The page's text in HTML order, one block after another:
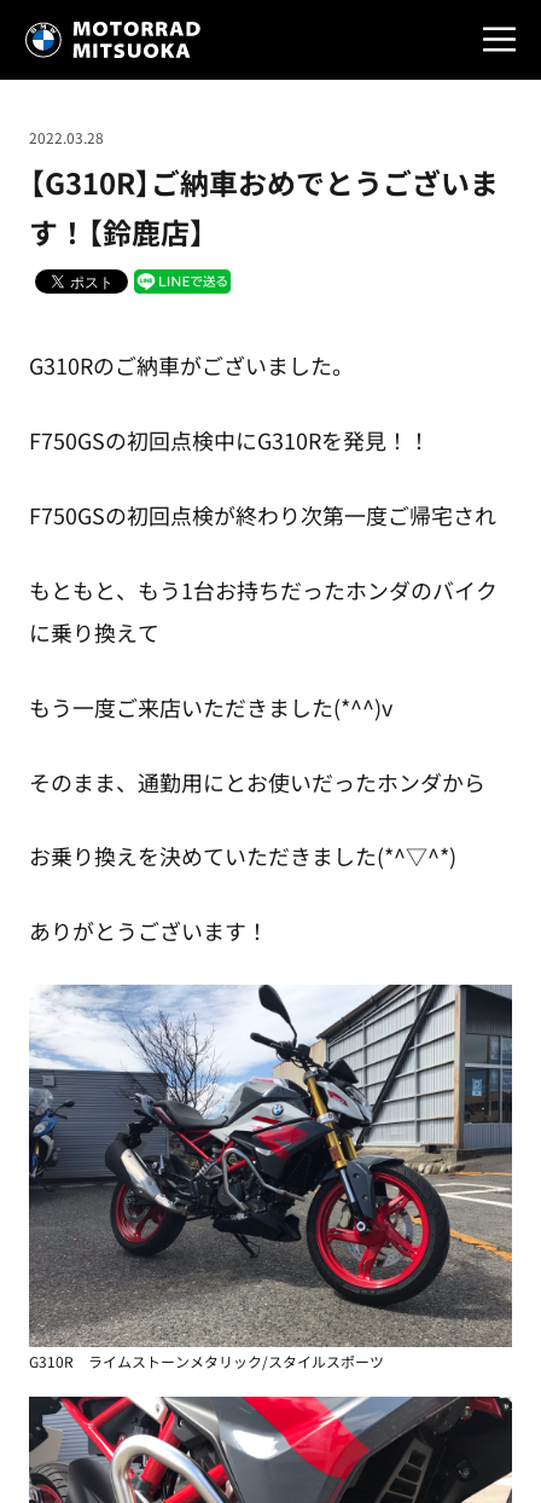
【G310R】ご納車おめでとうございま
す！【鈴鹿店】
2022.03.28
G310Rのご納車がございました。
F750GSの初回点検中にG310Rを発見！！
F750GSの初回点検が終わり次第一度ご帰宅され
もともと、もう1台お持ちだったホンダのバイク
に乗り換えて
もう一度ご来店いただきました(*^^)v
そのまま、通勤用にとお使いだったホンダから
お乗り換えを決めていただきました(*^▽^*)
ありがとうございます！
G310R ライムストーンメタリック/スタイルスポーツ